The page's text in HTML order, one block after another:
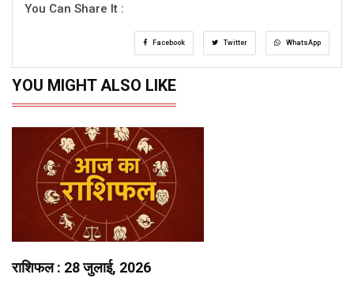
You Can Share It :
Facebook Twitter WhatsApp
YOU MIGHT ALSO LIKE
राशिफल : 28 जुलाई, 2026